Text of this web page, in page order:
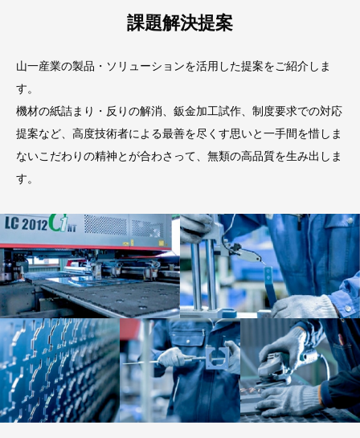
課題解決提案
山一産業の製品・ソリューションを活用した提案をご紹介しま
す。
機材の紙詰まり・反りの解消、鈑金加工試作、制度要求での対応
提案など、高度技術者による最善を尽くす思いと一手間を惜しま
ないこだわりの精神とが合わさって、無類の高品質を生み出しま
す。